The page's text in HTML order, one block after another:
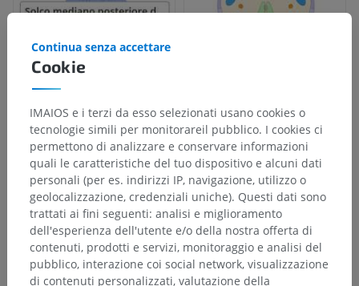
Cookie
Continua senza accettare
IMAIOS e i terzi da esso selezionati usano cookies o
tecnologie simili per monitorareil pubblico. I cookies ci
permettono di analizzare e conservare informazioni
quali le caratteristiche del tuo dispositivo e alcuni dati
personali (per es. indirizzi IP, navigazione, utilizzo o
geolocalizzazione, credenziali uniche). Questi dati sono
trattati ai fini seguenti: analisi e miglioramento
dell'esperienza dell'utente e/o della nostra offerta di
contenuti, prodotti e servizi, monitoraggio e analisi del
pubblico, interazione coi social network, visualizzazione
di contenuti personalizzati, valutazione della